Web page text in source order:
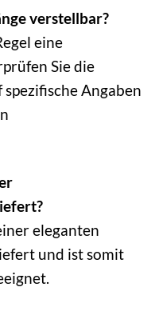
verstellbar?
eine
Sie die
Angaben
eleganten
und ist somit